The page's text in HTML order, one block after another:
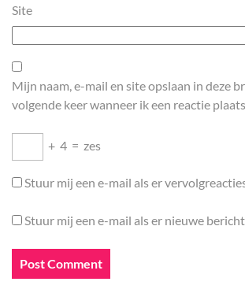
Site
Mijn naam, e-mail en site opslaan in deze
volgende keer wanneer ik een reactie
+ 4 = zes
Stuur mij een e-mail als er
Stuur mij een e-mail als er nieuwe